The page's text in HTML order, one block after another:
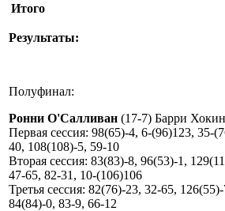
Итого
Результаты:
Полуфинал:
Ронни О'Салливан (17-7) Барри
Первая сессия: 98(65)-4, 6-(96)123, 35-
40, 108(108)-5, 59-10
Вторая сессия: 83(83)-8, 96(53)-1,
47-65, 82-31, 10-(106)106
Третья сессия: 82(76)-23, 32-65,
84(84)-0, 83-9, 66-12